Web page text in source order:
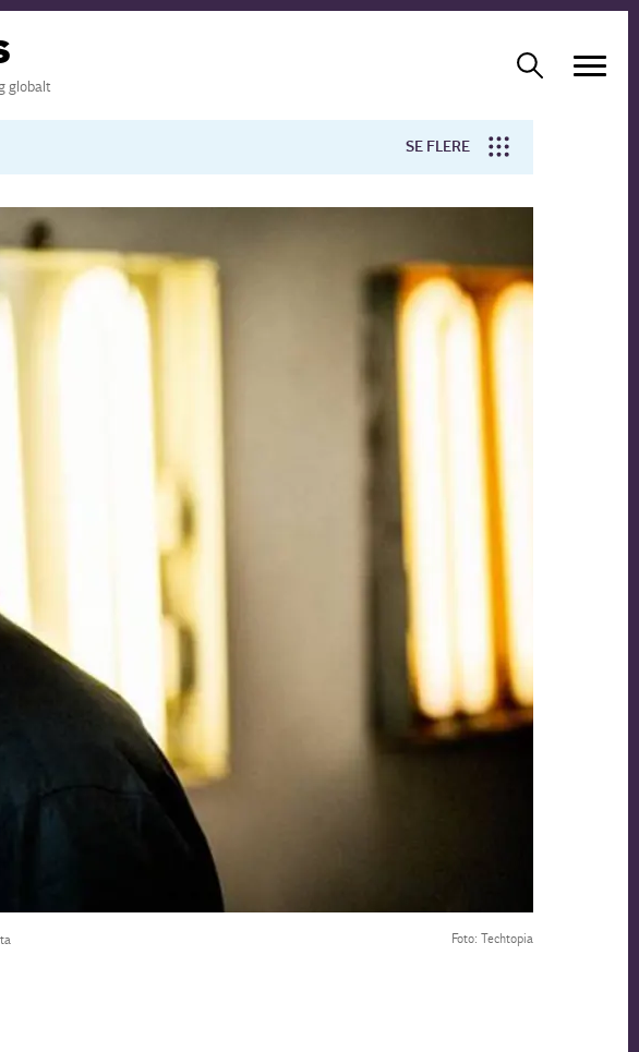
globalt
SE FLERE
økonomi
Foto: Techtopia